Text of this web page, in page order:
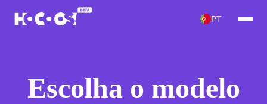
PT
Escolha o modelo